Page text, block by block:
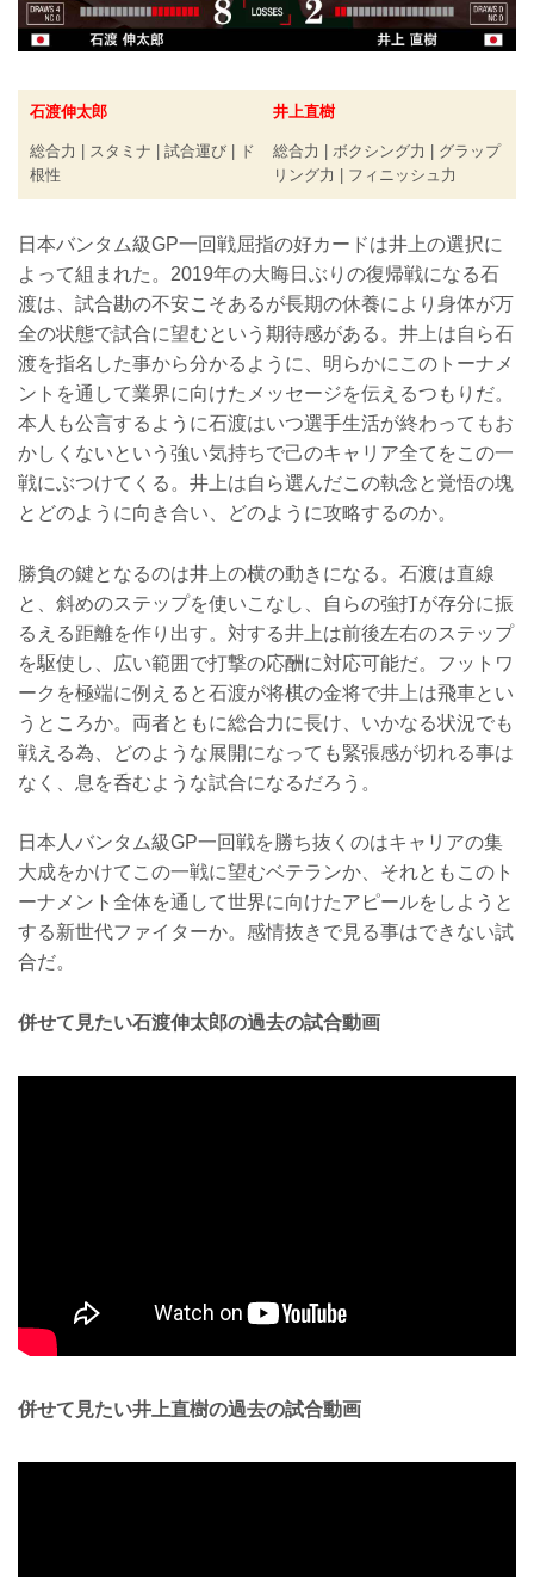
石渡伸太郎
総合力 | スタミナ | 試合運び | ド
根性
井上直樹
総合力 | ボクシング力 | グラップ
リング力 | フィニッシュ力
日本バンタム級GP一回戦屈指の好カードは井上の選択に
よって組まれた。2019年の大晦日ぶりの復帰戦になる石
渡は、試合勘の不安こそあるが長期の休養により身体が万
全の状態で試合に望むという期待感がある。井上は自ら石
渡を指名した事から分かるように、明らかにこのトーナメ
ントを通して業界に向けたメッセージを伝えるつもりだ。
本人も公言するように石渡はいつ選手生活が終わってもお
かしくないという強い気持ちで己のキャリア全てをこの一
戦にぶつけてくる。井上は自ら選んだこの執念と覚悟の塊
とどのように向き合い、どのように攻略するのか。
勝負の鍵となるのは井上の横の動きになる。石渡は直線
と、斜めのステップを使いこなし、自らの強打が存分に振
るえる距離を作り出す。対する井上は前後左右のステップ
を駆使し、広い範囲で打撃の応酬に対応可能だ。フットワ
ークを極端に例えると石渡が将棋の金将で井上は飛車とい
うところか。両者ともに総合力に長け、いかなる状況でも
戦える為、どのような展開になっても緊張感が切れる事は
なく、息を呑むような試合になるだろう。
日本人バンタム級GP一回戦を勝ち抜くのはキャリアの集
大成をかけてこの一戦に望むベテランか、それともこのト
ーナメント全体を通して世界に向けたアピールをしようと
する新世代ファイターか。感情抜きで見る事はできない試
合だ。
併せて見たい石渡伸太郎の過去の試合動画
併せて見たい井上直樹の過去の試合動画